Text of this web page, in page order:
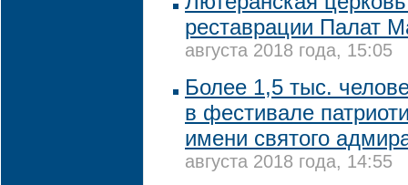
реставрации Палат
августа 2018 года, 15:05
Более 1,5 тыс.
в фестивале
имени святого
августа 2018 года, 14:55